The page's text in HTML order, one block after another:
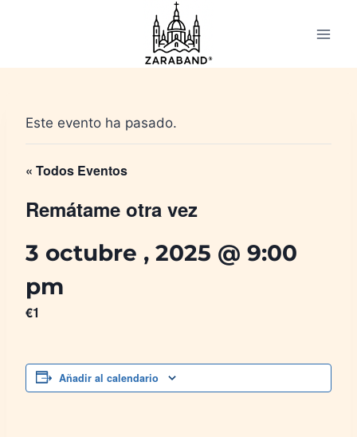
Este evento ha pasado.
« Todos Eventos
Remátame otra vez
3 octubre , 2025 @ 9:00
pm
€1
Añadir al calendario